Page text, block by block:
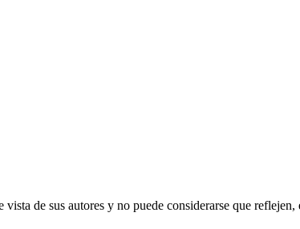
de sus autores y no puede considerarse que